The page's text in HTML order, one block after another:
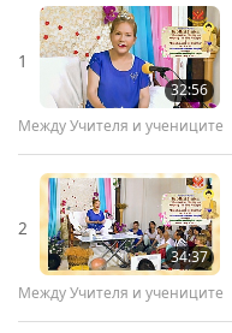
1
32:56
Между Учителя и учениците
2
34:37
Между Учителя и учениците